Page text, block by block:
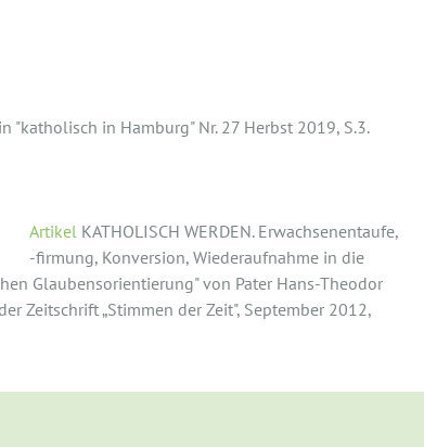
in Hamburg" Nr. 27 Herbst 2019, S.3.
Artikel KATHOLISCH WERDEN. Erwachsenentaufe,
-firmung, Konversion, Wiederaufnahme in die
Glaubensorientierung" von Pater Hans-Theodor
Zeitschrift „Stimmen der Zeit", September 2012,